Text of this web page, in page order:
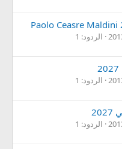
الردود: 1
الردود: 1
الردود: 1